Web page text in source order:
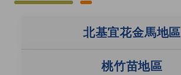
就業服務據點北基宜花金馬地區
桃竹苗地區